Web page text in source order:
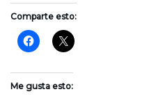
Comparte esto:
Me gusta esto: